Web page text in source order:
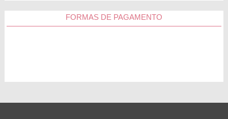
Joinville
FORMAS DE PAGAMENTO